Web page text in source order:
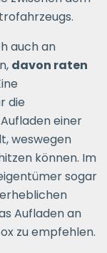
auch an
davon raten
die
einer
weswegen
können. Im
sogar
Aufladen an
zu empfehlen.